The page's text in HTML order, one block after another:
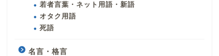
若者言葉・ネット用語・新語
オタク用語
死語
名言・格言